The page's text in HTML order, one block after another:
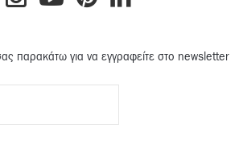
παρακάτω για να εγγραφείτε στο newsletter